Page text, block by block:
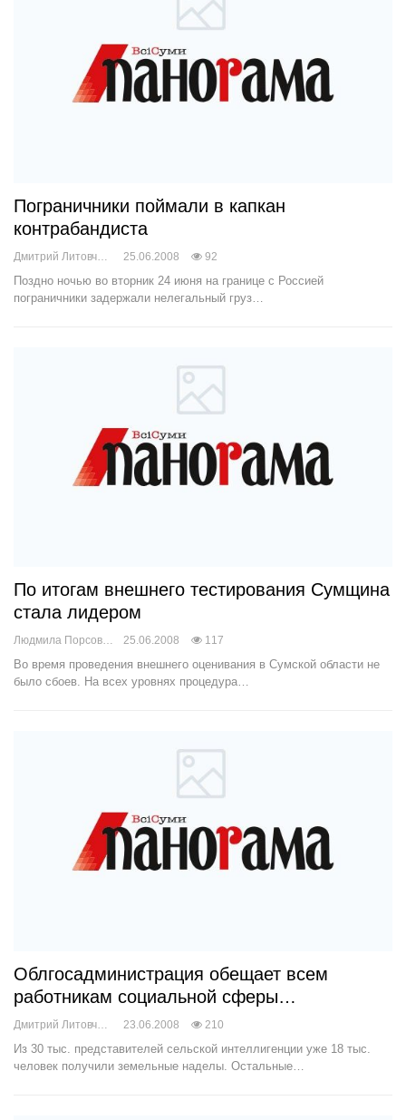
Пограничники поймали в капкан
контрабандиста
Дмитрий Литовченко 25.06.2008 92
Поздно ночью во вторник 24 июня на границе с Россией
пограничники задержали нелегальный груз…
По итогам внешнего тестирования Сумщина
стала лидером
Людмила Порсова 25.06.2008 117
Во время проведения внешнего оценивания в Сумской области не
было сбоев. На всех уровнях процедура…
Облгосадминистрация обещает всем
работникам социальной сферы…
23.06.2008 210
Из 30 тыс. представителей сельской интеллигенции уже 18 тыс.
человек получили земельные наделы. Остальные…